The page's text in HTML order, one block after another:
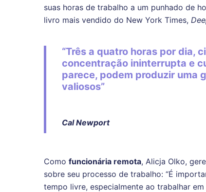
suas horas de trabalho a um punhado de
livro mais vendido do New York Times,
“Três a quatro horas por dia,
concentração ininterrupta e
parece, podem produzir uma
valiosos”
Cal Newport
Como funcionária remota, Alicja Olko,
sobre seu processo de trabalho: “É
tempo livre, especialmente ao trabalhar